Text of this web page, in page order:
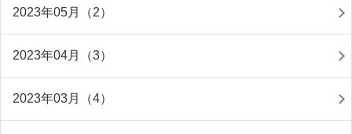
2023年05月（2）
2023年04月（3）
2023年03月（4）